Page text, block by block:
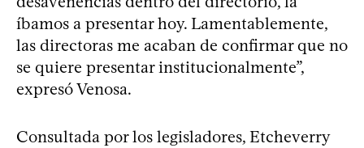
íbamos a presentar hoy. Lamentablemente,
las directoras me acaban de confirmar que no
se quiere presentar institucionalmente”,
expresó Venosa.
Consultada por los legisladores, Etcheverry